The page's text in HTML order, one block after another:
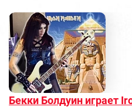
Бекки Болдуин играет